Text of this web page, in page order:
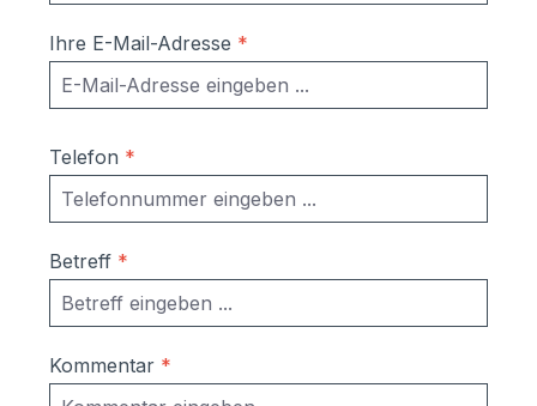
Montagehinweis:Wenn möglich, die Anlage
nicht zur Wetterseite zugewandt
montieren. Dadurch schützen Sie
zusätzlich Ihre Post vor Nässe und
Ihre E-Mail-Adresse *
Telefon *
Betreff *
Kommentar *